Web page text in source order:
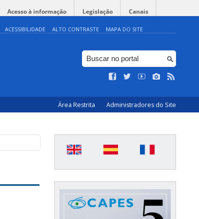
Acesso à informação Legislação Canais
ACESSIBILIDADE ALTO CONTRASTE MAPA DO SITE
Área Restrita Administradores do Site